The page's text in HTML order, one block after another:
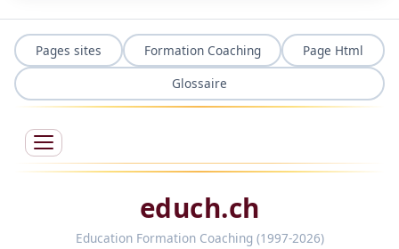
Pages sites Formation Coaching
Page Html
Glossaire
educh.ch
Education Formation Coaching (1997-2026)